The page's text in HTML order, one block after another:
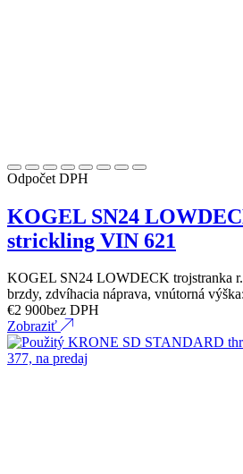
Odpočet DPH
KOGEL SN24
strickling VIN 621
KOGEL SN24 LOWDECK trojstranka
brzdy, zdvíhacia náprava, vnútorná
€2 900bez DPH
Zobraziť